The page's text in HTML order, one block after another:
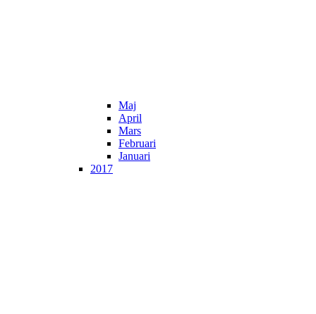
Maj
April
Mars
Februari
Januari
2017